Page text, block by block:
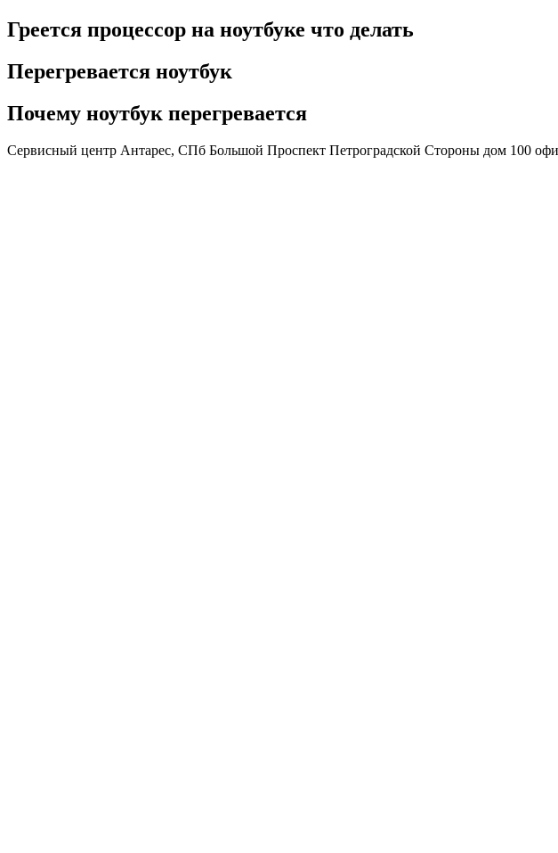
Греется процессор на ноутбуке что делать
Перегревается ноутбук
Почему ноутбук перегревается
Сервисный центр Антарес, СПб Большой Проспект Петроградской Стороны дом 100